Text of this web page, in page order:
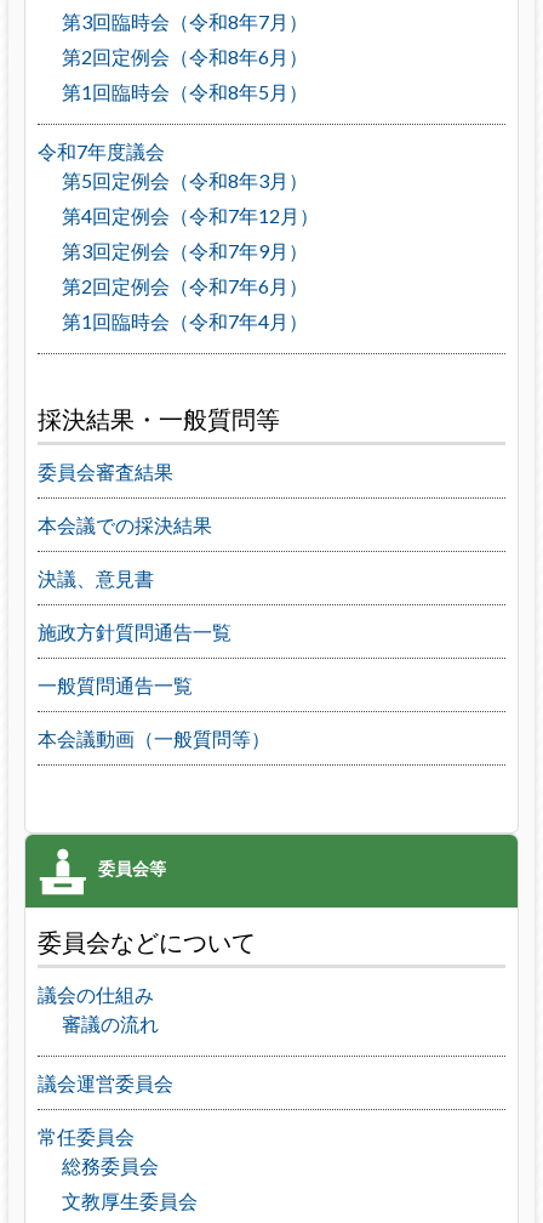
第3回臨時会（令和8年7月）
第2回定例会（令和8年6月）
第1回臨時会（令和8年5月）
令和7年度議会
第5回定例会（令和8年3月）
第4回定例会（令和7年12月）
第3回定例会（令和7年9月）
第2回定例会（令和7年6月）
第1回臨時会（令和7年4月）
採決結果・一般質問等
委員会審査結果
本会議での採決結果
決議、意見書
施政方針質問通告一覧
一般質問通告一覧
本会議動画（一般質問等）
委員会などについて
議会の仕組み
審議の流れ
議会運営委員会
常任委員会
総務委員会
文教厚生委員会